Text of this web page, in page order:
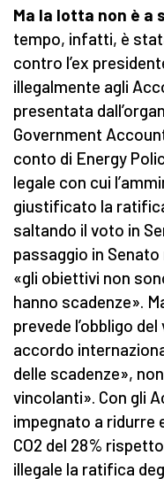
Ma la lotta non è a
tempo, infatti, è
contro l’ex
illegalmente agli
presentata
Government
conto di Energy
legale con cui
giustificato la
saltando il voto in
passaggio in
«gli obiettivi non
hanno scadenze».
prevede l’obbligo
accordo
delle scadenze»,
vincolanti». Con gli
impegnato a ridurre
CO2 del 28%
illegale la ratifica